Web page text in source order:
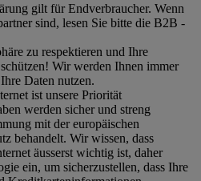
gilt für Endverbraucher. Wenn
sind, lesen Sie bitte die B2B -
zu respektieren und Ihre
Wir werden Ihnen immer
Daten nutzen.
ist unsere Priorität
werden sicher und streng
mit der europäischen
behandelt. Wir wissen, dass
äusserst wichtig ist, daher
ein, um sicherzustellen, dass Ihre